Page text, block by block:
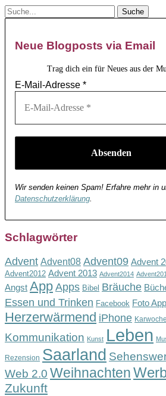
Neue Blogposts via Email
Trag dich ein für Neues aus der
E-Mail-Adresse *
Wir senden keinen Spam! Erfahre mehr in
Datenschutzerklärung
Schlagwörter
Advent Advent08 Advent09 Advent
Advent2012 Advent 2013 Advent2014
Angst App Apps Bibel Bräuche
Essen und Trinken Facebook Foto
Herzerwärmend iPhone Karwoche
Kommunikation Kunst Leben
Rezension Saarland
Web 2.0 Weihnachten
Zukunft